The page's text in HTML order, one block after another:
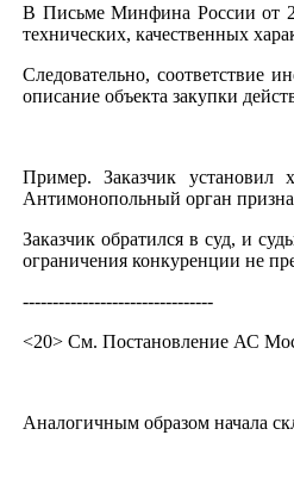
В Письме Минфина России от
технических, качественных
Следовательно, соответствие
описание объекта закупки
Пример. Заказчик установил
Антимонопольный орган
Заказчик обратился в суд, и
ограничения конкуренции не
--------------------------------
<20> См. Постановление АС
Аналогичным образом начала